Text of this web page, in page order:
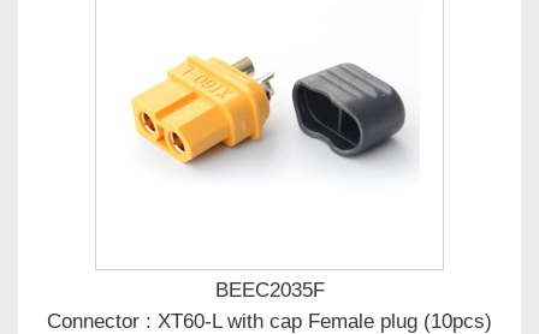
BEEC2035F
Connector : XT60-L with cap Female plug (10pcs)